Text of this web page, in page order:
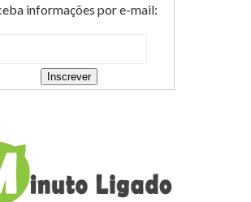
informações por e-mail: